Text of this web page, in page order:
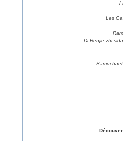
/
Les
Di Renjie zhi
Bamui